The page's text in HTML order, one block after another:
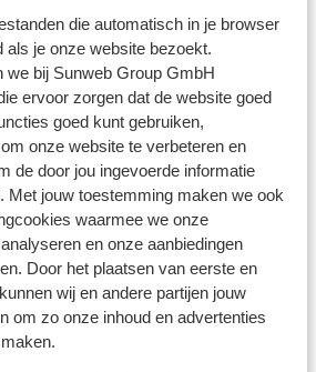
die automatisch in je browser
als je onze website bezoekt.
we bij Sunweb Group GmbH
ervoor zorgen dat de website goed
goed kunt gebruiken,
onze website te verbeteren en
de door jou ingevoerde informatie
Met jouw toestemming maken we ook
waarmee we onze
en onze aanbiedingen
Door het plaatsen van eerste en
wij en andere partijen jouw
om zo onze inhoud en advertenties
Bekijk op kaart
centrum